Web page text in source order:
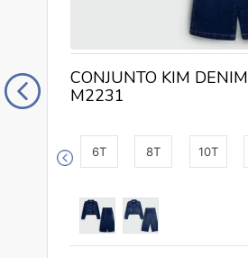
6T 8T 10T
CONJUNTO KIM DENIM
M2231